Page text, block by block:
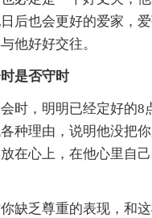
后也会更好的爱家，
他好好交往。
是否守时
时，明明已经定好的8
种理由，说明他没把
在心上，在他心里自
缺乏尊重的表现，和